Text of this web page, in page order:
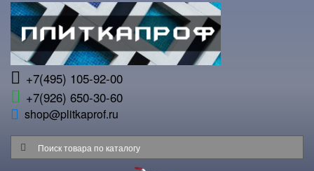
+7(495) 105-92-00
+7(926) 650-30-60
shop@plitkaprof.ru